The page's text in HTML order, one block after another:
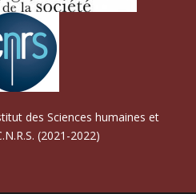
des Sciences humaines et
(2021-2022)